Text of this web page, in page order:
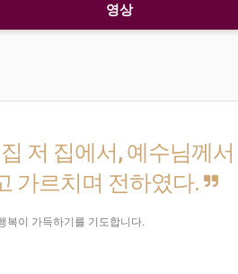
영상
저 집에서, 예수님께
가르치며 전하였다.
복이 가득하기를 기도합니다.